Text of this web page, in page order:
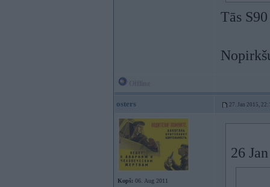
Tās
osters 27. Jan 2015,
Kopš: 06. Aug 2011
26